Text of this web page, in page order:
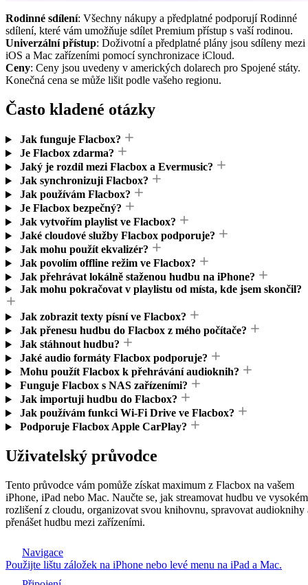
Rodinné sdílení: Všechny nákupy a předplatné podporují Rodinné
sdílení, které vám umožňuje sdílet Premium přístup s vaší rodinou.
Univerzální přístup: Doživotní a předplatné plány jsou sdíleny mezi
iOS a Mac zařízeními pomocí synchronizace iCloud.
Ceny: Ceny jsou uvedeny v amerických dolarech pro Spojené státy.
Konečná cena se může lišit podle vašeho regionu.
Často kladené otázky
Jak funguje Flacbox?
Je Flacbox zdarma?
Jaký je rozdíl mezi Flacbox a Evermusic?
Jak synchronizuji Flacbox?
Jak používám Flacbox?
Je Flacbox bezpečný?
Jak vytvořím playlist ve Flacbox?
Jaké cloudové služby Flacbox podporuje?
Jak mohu použít ekvalizér?
Jak povolím offline režim ve Flacbox?
Jak přehrávat lokálně staženou hudbu na iPhone?
Jak mohu pokračovat v playlistu od místa, kde jsem skončil?
Jak zobrazit texty písní ve Flacbox?
Jak přenesu hudbu do Flacbox z mého počítače?
Jak stáhnout hudbu?
Jaké audio formáty Flacbox podporuje?
Mohu použít Flacbox k přehrávání audioknih?
Funguje Flacbox s NAS zařízeními?
Jak importuji hudbu do Flacbox?
Jak používám funkci Wi-Fi Drive ve Flacbox?
Podporuje Flacbox Apple CarPlay?
Uživatelský průvodce
Tento průvodce vám pomůže získat maximum z Flacbox na vašem
iPhone, iPad nebo Mac. Naučte se, jak streamovat hudbu ve vysokém
rozlišení z cloudu, organizovat svou knihovnu, spravovat audioknihy
přenášet hudbu mezi zařízeními.
Navigace
Použijte lištu záložek na iPhone nebo levé menu na iPad a Mac.